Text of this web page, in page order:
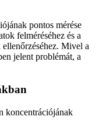
pontos mérése
felméréséhez és a
Mivel a
jelent problémát, a
koncentrációjának